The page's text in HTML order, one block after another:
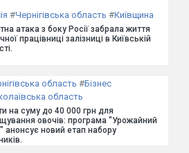
#Чернігівська область #Київщина
атака з боку Росії забрала життя
працівниці залізниці в Київській
область #Бізнес
область
на суму до 40 000 грн для
овочів: програма "Урожайний
анонсує новий етап набору